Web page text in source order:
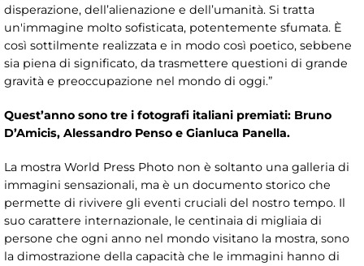
disperazione, dell’alienazione e dell’umanità. Si tratta
un'immagine molto sofisticata, potentemente sfumata. È
così sottilmente realizzata e in modo così poetico, sebbene
sia piena di significato, da trasmettere questioni di grande
gravità e preoccupazione nel mondo di oggi.”
Quest’anno sono tre i fotografi italiani premiati: Bruno
D’Amicis, Alessandro Penso e Gianluca Panella.
La mostra World Press Photo non è soltanto una galleria di
immagini sensazionali, ma è un documento storico che
permette di rivivere gli eventi cruciali del nostro tempo. Il
suo carattere internazionale, le centinaia di migliaia di
persone che ogni anno nel mondo visitano la mostra, sono
la dimostrazione della capacità che le immagini hanno di